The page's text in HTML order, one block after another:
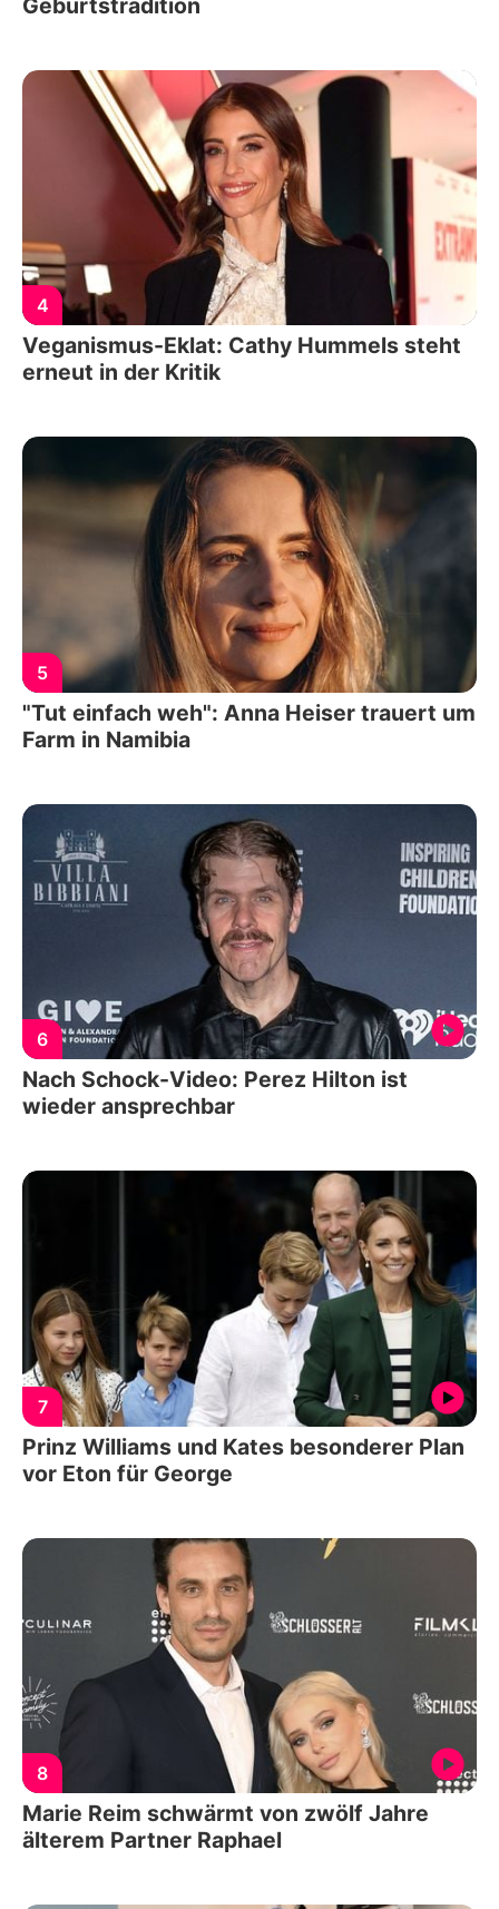
4
Veganismus-Eklat: Cathy Hummels steht
erneut in der Kritik
5
"Tut einfach weh": Anna Heiser trauert um
Farm in Namibia
6
Nach Schock-Video: Perez Hilton ist
wieder ansprechbar
7
Prinz Williams und Kates besonderer Plan
vor Eton für George
8
Marie Reim schwärmt von zwölf Jahre
älterem Partner Raphael